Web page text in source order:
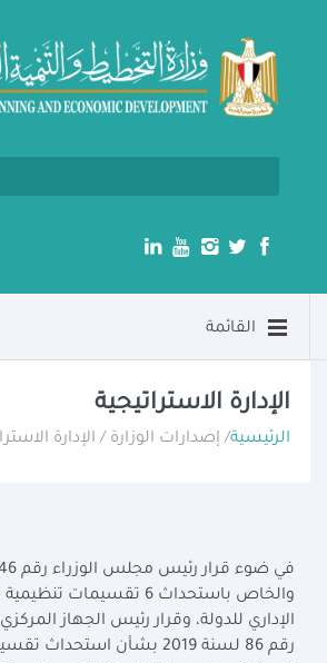
القائمة
الإدارة الاستراتيجية
الرئيسية/ إصدارات الوزارة / الإدارة
والخاص باستحداث 6 تقسيمات
الإداري للدولة، وقرار رئيس الجهاز المركزي
رقم 86 لسنة 2019 بشأن